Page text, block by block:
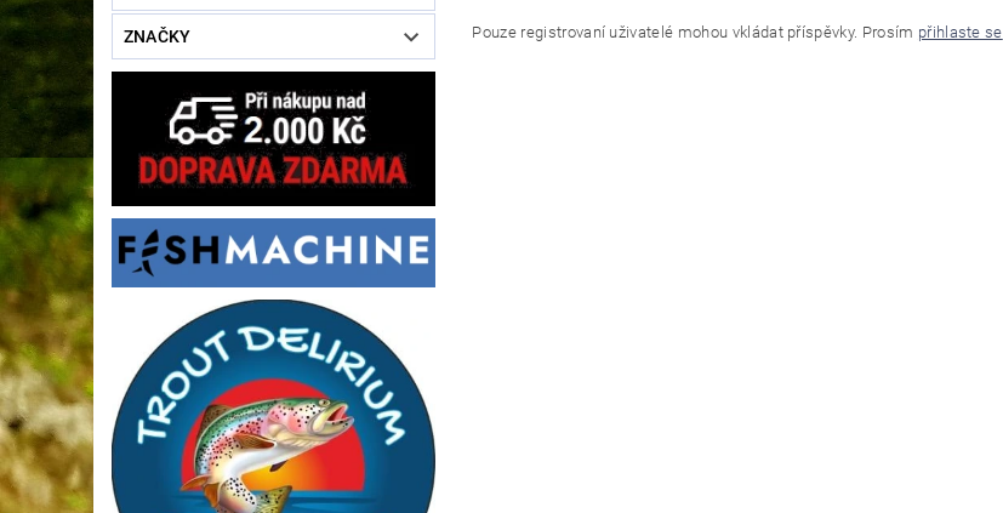
ZNAČKY Pouze registrovaní uživatelé mohou vkládat příspěvky. Prosím přihlaste se